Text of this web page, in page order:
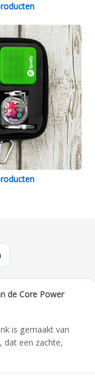
de Core Power
is gemaakt van
dat een zachte,